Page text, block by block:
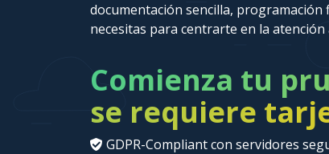
documentación sencilla,
necesitas para centrarte en la atención
Comienza tu
se requiere
GDPR-Compliant con servidores